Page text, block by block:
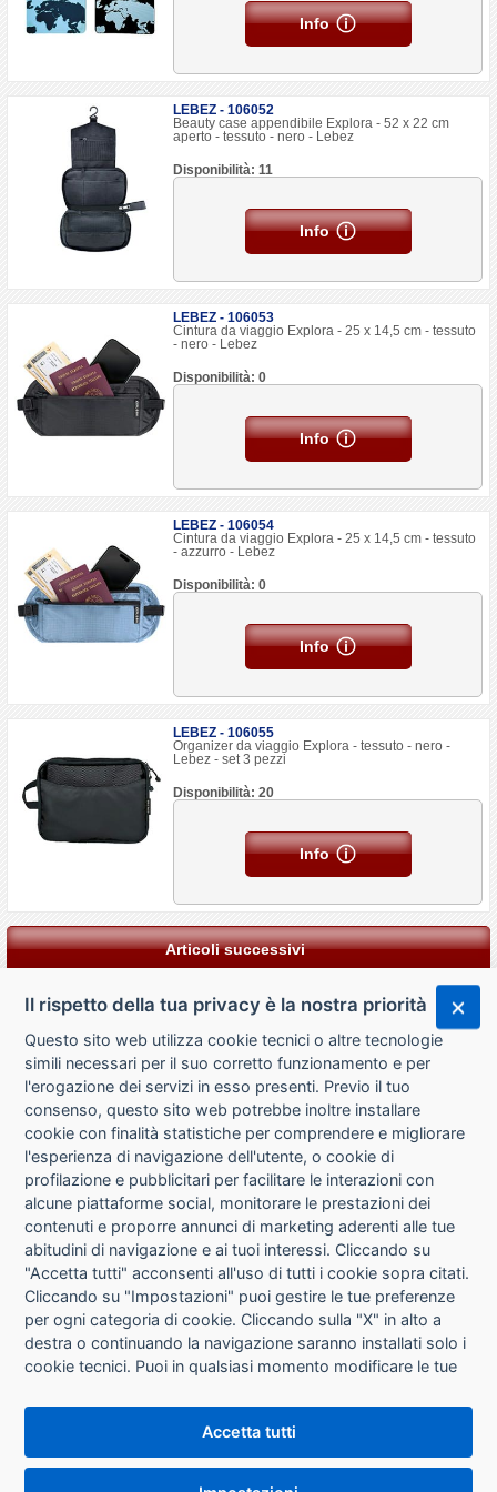
Info
LEBEZ - 106052
Beauty case appendibile Explora - 52 x 22 cm
aperto - tessuto - nero - Lebez
Disponibilità: 11
Info
LEBEZ - 106053
Cintura da viaggio Explora - 25 x 14,5 cm - tessuto
- nero - Lebez
Disponibilità: 0
Info
LEBEZ - 106054
Cintura da viaggio Explora - 25 x 14,5 cm - tessuto
- azzurro - Lebez
Disponibilità: 0
Info
LEBEZ - 106055
Organizer da viaggio Explora - tessuto - nero -
Lebez - set 3 pezzi
Disponibilità: 20
Info
Articoli successivi
CHI SIAMO
CONTATTI
CONDIZIONI DI VENDITA
RICHIESTA RECESSO
PRIVACY
Il rispetto della tua privacy è la nostra priorità
Questo sito web utilizza cookie tecnici o altre tecnologie
simili necessari per il suo corretto funzionamento e per
l'erogazione dei servizi in esso presenti. Previo il tuo
consenso, questo sito web potrebbe inoltre installare
cookie con finalità statistiche per comprendere e migliorare
l'esperienza di navigazione dell'utente, o cookie di
profilazione e pubblicitari per facilitare le interazioni con
alcune piattaforme social, monitorare le prestazioni dei
contenuti e proporre annunci di marketing aderenti alle tue
abitudini di navigazione e ai tuoi interessi. Cliccando su
"Accetta tutti" acconsenti all'uso di tutti i cookie sopra citati.
Cliccando su "Impostazioni" puoi gestire le tue preferenze
per ogni categoria di cookie. Cliccando sulla "X" in alto a
destra o continuando la navigazione saranno installati solo i
cookie tecnici. Puoi in qualsiasi momento modificare le tue
che si trova in fondo alle pagine del sito. Per maggiori
informazioni consulta la nostraInformativa sui cookie
Accetta tutti